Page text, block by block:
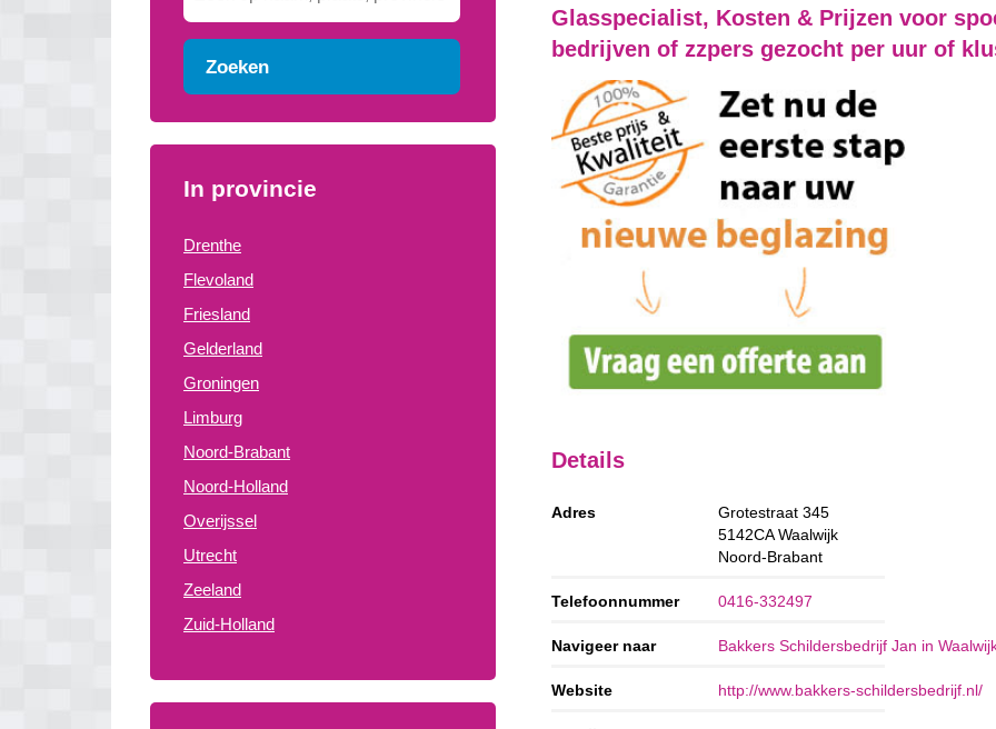
Zoeken
In provincie
Drenthe
Flevoland
Friesland
Gelderland
Groningen
Limburg
Noord-Brabant
Noord-Holland
Overijssel
Utrecht
Zeeland
Zuid-Holland
Glasspecialist, Kosten & Prijzen voor
bedrijven of zzpers gezocht per uur of
Details
Adres
Grotestraat 345
5142CA Waalwijk
Noord-Brabant
Telefoonnummer 0416-332497
Navigeer naar Bakkers Schildersbedrijf Jan in
Website http://www.bakkers-schildersbedrijf.nl/